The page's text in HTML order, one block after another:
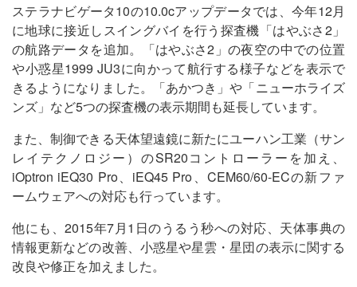
ステラナビゲータ10の10.0cアップデータでは、今年12月
に地球に接近しスイングバイを行う探査機「はやぶさ2」
の航路データを追加。「はやぶさ2」の夜空の中での位置
や小惑星1999 JU3に向かって航行する様子などを表示で
きるようになりました。「あかつき」や「ニューホライズ
ンズ」など5つの探査機の表示期間も延長しています。
また、制御できる天体望遠鏡に新たにユーハン工業（サン
レイテクノロジー）のSR20コントローラーを加え、
iOptron iEQ30 Pro、iEQ45 Pro、CEM60/60-ECの新ファ
ームウェアへの対応も行っています。
他にも、2015年7月1日のうるう秒への対応、天体事典の
情報更新などの改善、小惑星や星雲・星団の表示に関する
改良や修正を加えました。